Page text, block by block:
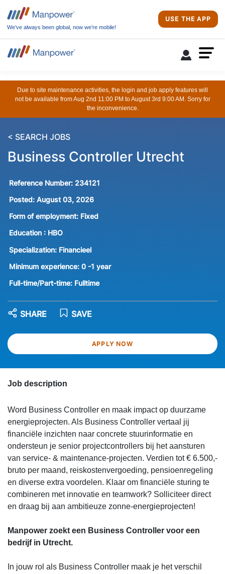
We’ve always been global, now we’re mobile!
USE THE APP
Due to site maintenance activities, the login and job apply features will
not be available from Aug 2nd 11:00 PM to August 3rd 9:00 AM. Sorry for
the inconvenience.
< SEARCH JOBS
Business Controller Utrecht
Reference Number: 234121
Posted: August 03, 2026
Form of employment: Fixed
Education : HBO
Specialization: Financieel
Minimum experience: 0 -1 year
Full-time/Part-time: Fulltime
APPLY NOW
SAVE
SHARE
Job description
Word Business Controller en maak impact op duurzame
energieprojecten. Als Business Controller vertaal jij
financiële inzichten naar concrete stuurinformatie en
ondersteun je senior projectcontrollers bij het aansturen
van service- & maintenance-projecten. Verdien tot € 6.500,-
bruto per maand, reiskostenvergoeding, pensioenregeling
en diverse extra voordelen. Klaar om financiële sturing te
combineren met innovatie en teamwork? Solliciteer direct
en draag bij aan ambitieuze zonne-energieprojecten!
Manpower zoekt een Business Controller voor een
bedrijf in Utrecht.
In jouw rol als Business Controller maak je het verschil